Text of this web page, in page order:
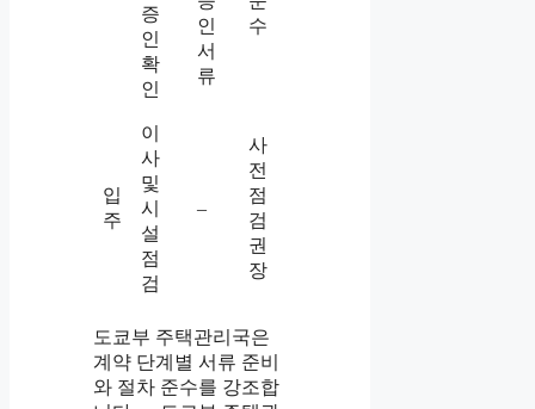
증
인
확
인
인
서
류
수
입
주
이
사
및
시
설
점
검
–
사
전
점
검
권
장
도쿄부 주택관리국은
계약 단계별 서류 준비
와 절차 준수를 강조합